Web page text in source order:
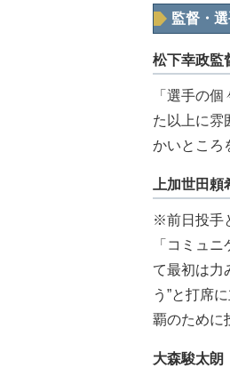
監督・
松下幸政監
「選手の
た以上に雰
かいところ
上加世田
※前日投手
「コミュ
て最初は力
う”と打席
覇のために
大森駿太朗